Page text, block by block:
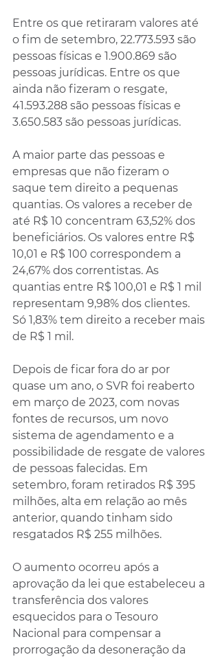
Entre os que retiraram valores até
o fim de setembro, 22.773.593 são
pessoas físicas e 1.900.869 são
pessoas jurídicas. Entre os que
ainda não fizeram o resgate,
41.593.288 são pessoas físicas e
3.650.583 são pessoas jurídicas.
A maior parte das pessoas e
empresas que não fizeram o
saque tem direito a pequenas
quantias. Os valores a receber de
até R$ 10 concentram 63,52% dos
beneficiários. Os valores entre R$
10,01 e R$ 100 correspondem a
24,67% dos correntistas. As
quantias entre R$ 100,01 e R$ 1 mil
representam 9,98% dos clientes.
Só 1,83% tem direito a receber mais
de R$ 1 mil.
Depois de ficar fora do ar por
quase um ano, o SVR foi reaberto
em março de 2023, com novas
fontes de recursos, um novo
sistema de agendamento e a
possibilidade de resgate de valores
de pessoas falecidas. Em
setembro, foram retirados R$ 395
milhões, alta em relação ao mês
anterior, quando tinham sido
resgatados R$ 255 milhões.
O aumento ocorreu após a
aprovação da lei que estabeleceu a
transferência dos valores
esquecidos para o Tesouro
Nacional para compensar a
prorrogação da desoneração da